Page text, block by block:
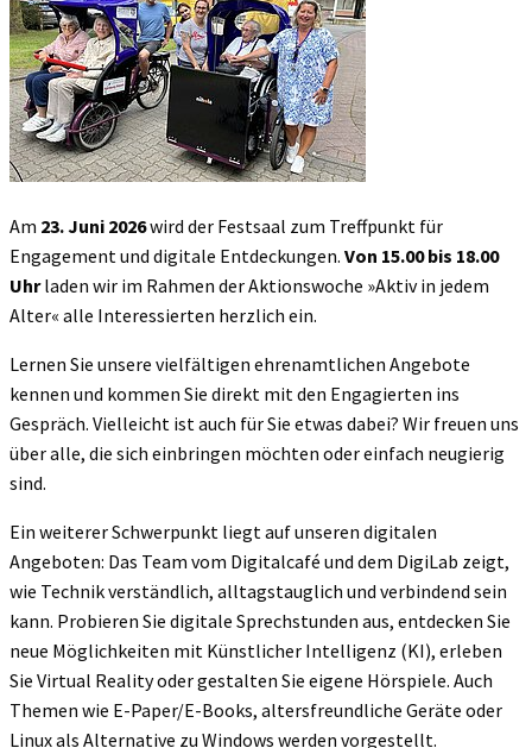
Am 23. Juni 2026wird der Festsaal zum Treffpunkt für
Engagement und digitale Entdeckungen. Von 15.00 bis 18.00
Uhrladen wir im Rahmen der Aktionswoche »Aktiv in jedem
Alter« alle Interessierten herzlich ein.
Lernen Sie unsere vielfältigen ehrenamtlichen Angebote
kennen und kommen Sie direkt mit den Engagierten ins
Gespräch. Vielleicht ist auch für Sie etwas dabei? Wir freuen uns
über alle, die sich einbringen möchten oder einfach neugierig
sind.
Ein weiterer Schwerpunkt liegt auf unseren digitalen
Angeboten: Das Team vom Digitalcafé und dem DigiLab zeigt,
wie Technik verständlich, alltagstauglich und verbindend sein
kann. Probieren Sie digitale Sprechstunden aus, entdecken Sie
neue Möglichkeiten mit Künstlicher Intelligenz (KI), erleben
Sie Virtual Reality oder gestalten Sie eigene Hörspiele. Auch
Themen wie E-Paper/E-Books, altersfreundliche Geräte oder
Linux als Alternative zu Windows werden vorgestellt.